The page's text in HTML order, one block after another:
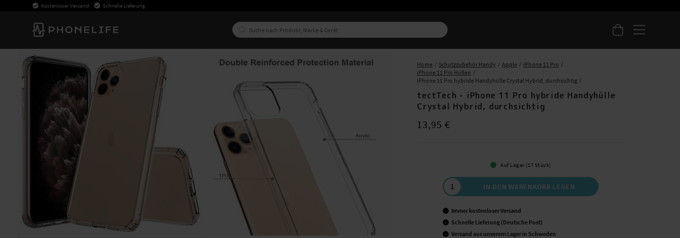
Kostenloser Versand Schnelle Lieferung
Home Schutzzubehör Handy Apple
iPhone 11 Pro
iPhone 11 Pro Hüllen
iPhone 11 Pro hybride Handyhülle Crystal Hybrid, durchsichtig
tectTech - iPhone 11 Pro hybride Handyhülle
Crystal Hybrid, durchsichtig
Preis:13,95 €
13,95 €
Auf Lager (17 Stück)
IN DEN WARENKORB LEGEN
Immer kostenloser Versand
Schnelle Lieferung (Deutsche Post)
Versand aus unserem Lager in Schweden